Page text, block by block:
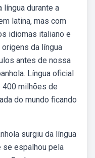
durante a
latina, mas com
idiomas italiano e
da língua
antes de nossa
Língua oficial
400 milhões de
do mundo ficando
surgiu da língua
se espalhou pela